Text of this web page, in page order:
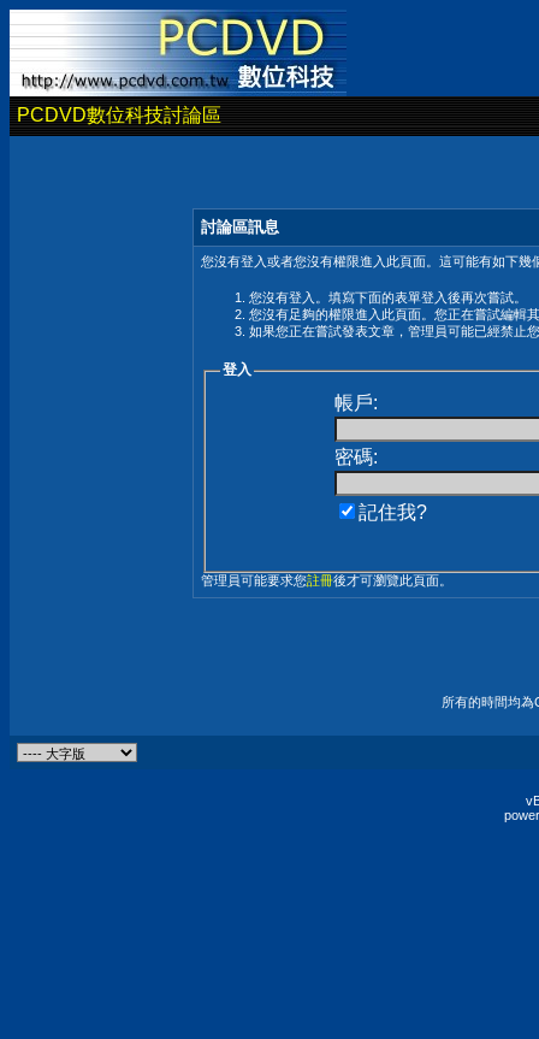
PCDVD數位科技討論區
討論區訊息
您沒有登入或者您沒有權限進入此頁面。這可能有如下幾
您沒有登入。填寫下面的表單登入後再次嘗試。
您沒有足夠的權限進入此頁面。您正在嘗試編輯
如果您正在嘗試發表文章，管理員可能已經禁止
登入
帳戶:
密碼:
記住我?
管理員可能要求您註冊後才可瀏覽此頁面。
所有的時間均為